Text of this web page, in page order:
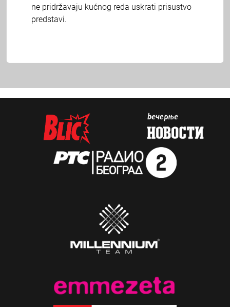
ne pridržavaju kućnog reda uskrati prisustvo
predstavi.